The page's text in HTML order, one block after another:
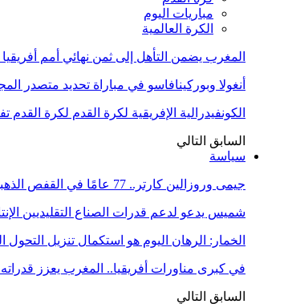
مباريات اليوم
الكرة العالمية
المغرب يضمن التأهل إلى ثمن نهائي أمم أفريقيا 2023
أنغولا وبوركينافاسو في مباراة تحديد متصدر
الكونفيدرالية الإفريقية لكرة القدم لكرة
السابق التالي
سياسة
جيمى وروزالين كارتر.. 77 عامًا في القفص الذهبي
شميس يدعو لدعم قدرات الصناع التقليديين
الخمار: الرهان اليوم هو استكمال تنزيل
في كبرى مناورات أفريقيا.. المغرب يعزز
السابق التالي